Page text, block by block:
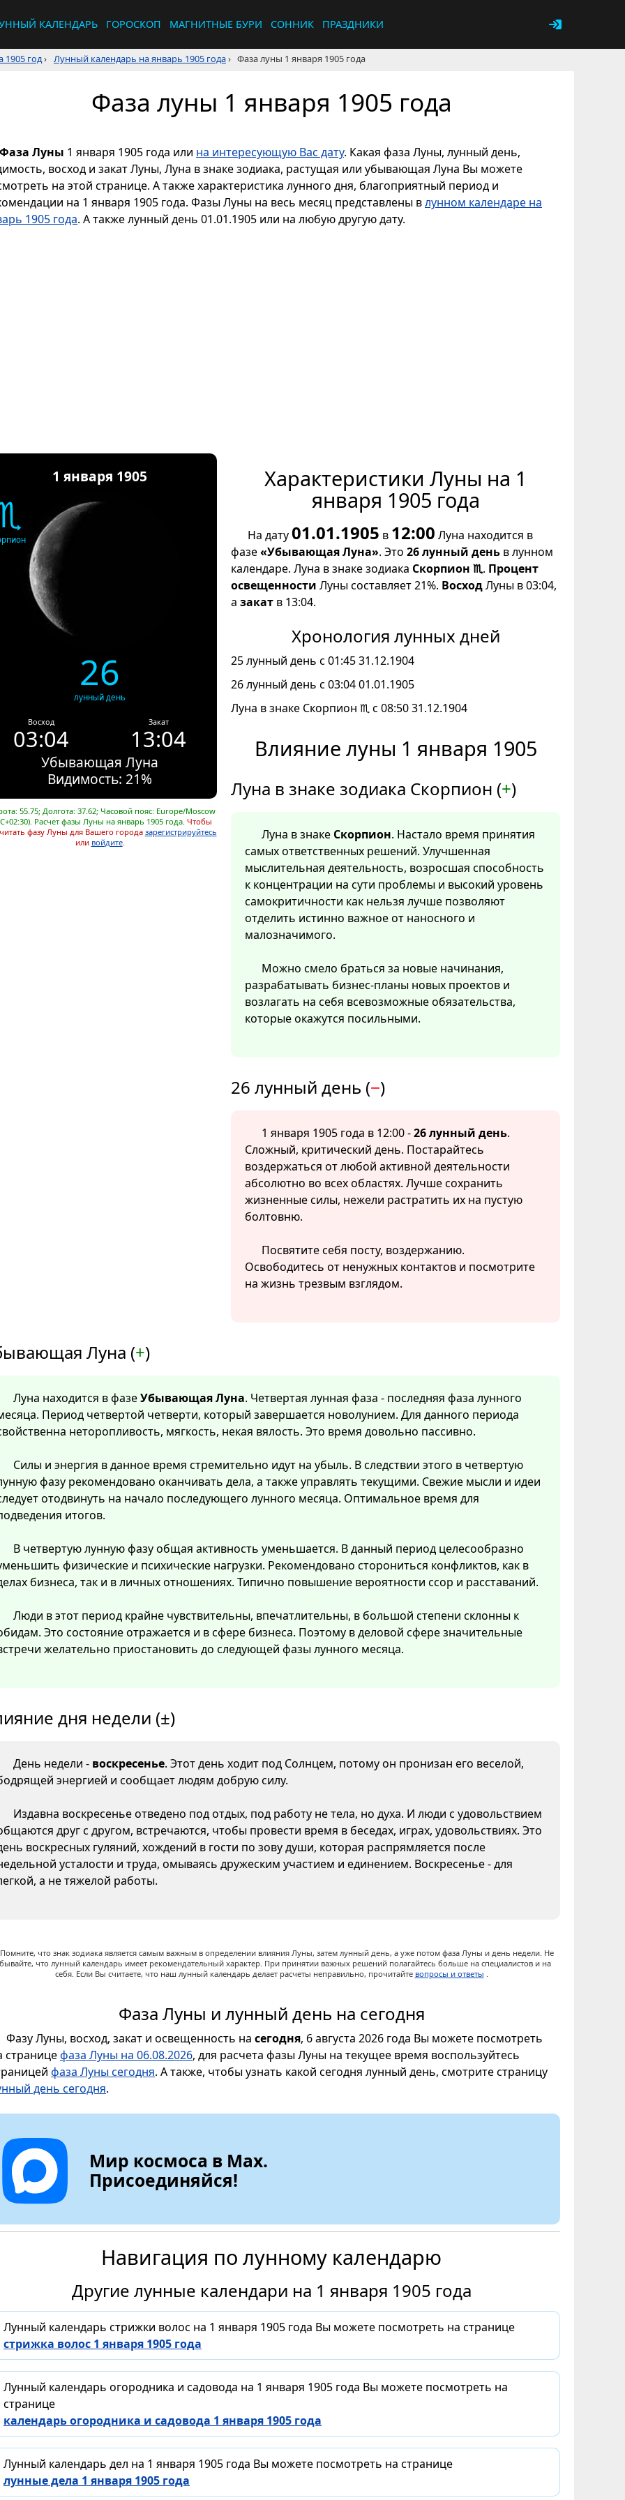
КАЛЕНДАРЬ ГОРОСКОП МАГНИТНЫЕ БУРИ СОННИК ПРАЗДНИКИ
1905 год› Лунный календарь на январь 1905 года› Фаза луны 1 января 1905 года
Фаза луны 1 января 1905 года
Фаза Луны 1 января 1905 года или на интересующую Вас дату. Какая фаза Луны, лунный день,
восход и закат Луны, Луна в знаке зодиака, растущая или убывающая Луна Вы можете
на этой странице. А также характеристика лунного дня, благоприятный период и
на 1 января 1905 года. Фазы Луны на весь месяц представлены влунном календаре на
1905 года. А также лунный день 01.01.1905 или на любую другую дату.
1 января 1905
26
лунный день
Восход
03:04
Закат
13:04
Убывающая Луна
Видимость: 21%
55.75; Долгота: 37.62; Часовой пояс: Europe/Moscow
Расчет фазы Луны на январь 1905 года. Чтобы
фазу Луны для Вашего города зарегистрируйтесь
или войдите.
Характеристики Луны на 1
января 1905 года
На дату01.01.1905 в 12:00 Луна находится в
фазе«Убывающая Луна». Это 26 лунный день в лунном
календаре. Луна в знаке зодиака Скорпион ♏. Процент
освещенности Луны составляет 21%. ВосходЛуны в 03:04,
а закат в 13:04.
Хронология лунных дней
25 лунный день с 01:45 31.12.1904
26 лунный день с 03:04 01.01.1905
Луна в знаке Скорпион ♏ с 08:50 31.12.1904
Влияние луны 1 января 1905
Луна в знаке зодиака Скорпион (+)
Луна в знаке Скорпион. Настало время принятия
самых ответственных решений. Улучшенная
мыслительная деятельность, возросшая способность
к концентрации на сути проблемы и высокий уровень
самокритичности как нельзя лучше позволяют
отделить истинно важное от наносного и
малозначимого.
Можно смело браться за новые начинания,
разрабатывать бизнес-планы новых проектов и
возлагать на себя всевозможные обязательства,
которые окажутся посильными.
26 лунный день (−)
1 января 1905 года в 12:00 -26 лунный день.
Сложный, критический день. Постарайтесь
воздержаться от любой активной деятельности
абсолютно во всех областях. Лучше сохранить
жизненные силы, нежели растратить их на пустую
болтовню.
Посвятите себя посту, воздержанию.
Освободитесь от ненужных контактов и посмотрите
на жизнь трезвым взглядом.
Луна (+)
Луна находится в фазеУбывающая Луна. Четвертая лунная фаза - последняя фаза лунного
Период четвертой четверти, который завершается новолунием. Для данного периода
неторопливость, мягкость, некая вялость. Это время довольно пассивно.
Силы и энергия в данное время стремительно идут на убыль. В следствии этого в четвертую
фазу рекомендовано оканчивать дела, а также управлять текущими. Свежие мысли и идеи
отодвинуть на начало последующего лунного месяца. Оптимальное время для
итогов.
В четвертую лунную фазу общая активность уменьшается. В данный период целесообразно
физические и психические нагрузки. Рекомендовано сторониться конфликтов, как в
бизнеса, так и в личных отношениях. Типично повышение вероятности ссор и расставаний.
Люди в этот период крайне чувствительны, впечатлительны, в большой степени склонны к
Это состояние отражается и в сфере бизнеса. Поэтому в деловой сфере значительные
желательно приостановить до следующей фазы лунного месяца.
дня недели (±)
День недели - воскресенье. Этот день ходит под Солнцем, потому он пронизан его веселой,
энергией и сообщает людям добрую силу.
Издавна воскресенье отведено под отдых, под работу не тела, но духа. И люди с удовольствием
друг с другом, встречаются, чтобы провести время в беседах, играх, удовольствиях. Это
воскресных гуляний, хождений в гости по зову души, которая распрямляется после
усталости и труда, омываясь дружеским участием и единением. Воскресенье - для
а не тяжелой работы.
Помните, что знак зодиака является самым важным в определении влияния Луны, затем лунный день, а уже потом фаза Луны и день недели. Не
что лунный календарь имеет рекомендательный характер. При принятии важных решений полагайтесь больше на специалистов и на
себя. Если Вы считаете, что наш лунный календарь делает расчеты неправильно, прочитайте вопросы и ответы .
Фаза Луны и лунный день на сегодня
Фазу Луны, восход, закат и освещенность на сегодня, 6 августа 2026 года Вы можете посмотреть
страницефаза Луны на 06.08.2026, для расчета фазы Луны на текущее время воспользуйтесь
фаза Луны сегодня. А также, чтобы узнать какой сегодня лунный день, смотрите страницу
день сегодня.
Мир космоса в Max.
Присоединяйся!
Навигация по лунному календарю
Другие лунные календари на 1 января 1905 года
Лунный календарь стрижки волос на 1 января 1905 года Вы можете посмотреть на странице
стрижка волос 1 января 1905 года
Лунный календарь огородника и садовода на 1 января 1905 года Вы можете посмотреть на
странице
календарь огородника и садовода 1 января 1905 года
Лунный календарь дел на 1 января 1905 года Вы можете посмотреть на странице
лунные дела 1 января 1905 года